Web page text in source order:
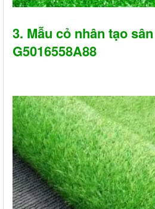
3. Mẫu cỏ nhân tạo
G5016558A88